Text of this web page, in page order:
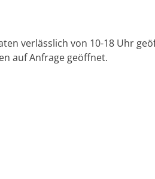
verlässlich von 10-18 Uhr
auf Anfrage geöffnet.